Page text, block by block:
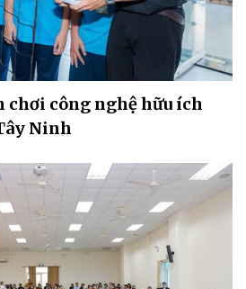
chơi công nghệ hữu ích
Ninh